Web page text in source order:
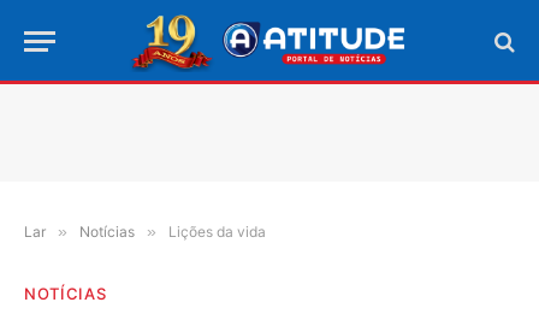
Lar » Notícias » Lições da vida
NOTÍCIAS